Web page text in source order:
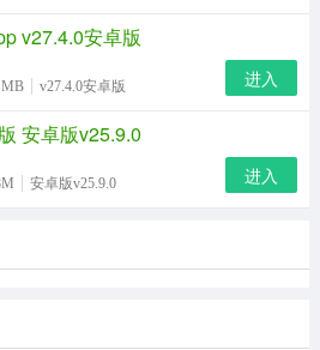
v27.4.0安卓版
v27.4.0安卓版 进入
安卓版v25.9.0
安卓版v25.9.0 进入